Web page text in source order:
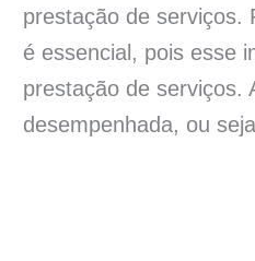
prestação de serviços.
é essencial, pois esse
prestação de serviços.
desempenhada, ou